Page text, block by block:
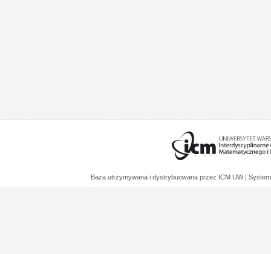
Baza utrzymywana i dystrybuowana przez ICM UW |